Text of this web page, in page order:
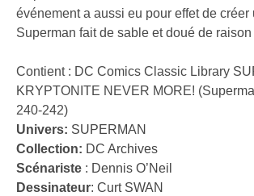
événement a aussi eu pour effet de créer
Superman fait de sable et doué de raison
Contient : DC Comics Classic Library
KRYPTONITE NEVER MORE!
240-242)
Univers: SUPERMAN
Collection: DC Archives
Scénariste : Dennis O’Neil
Dessinateur: Curt SWAN